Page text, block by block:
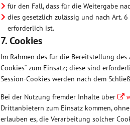
für den Fall, dass für die Weitergabe
dies gesetzlich zulässig und nach Art.
erforderlich ist.
7. Cookies
Im Rahmen des für die Bereitstellung
Cookies“ zum Einsatz; diese sind
Session-Cookies werden nach dem
Bei der Nutzung fremder Inhalte über
Drittanbietern zum Einsatz kommen,
erlauben es, die Verarbeitung solcher